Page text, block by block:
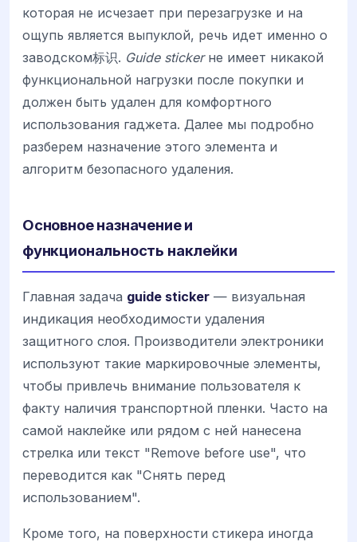
которая не исчезает при перезагрузке и на
ощупь является выпуклой, речь идет именно о
заводском标识. Guide stickerне имеет никакой
функциональной нагрузки после покупки и
должен быть удален для комфортного
использования гаджета. Далее мы подробно
разберем назначение этого элемента и
алгоритм безопасного удаления.
Основное назначение и
функциональность наклейки
Главная задача guide sticker — визуальная
индикация необходимости удаления
защитного слоя. Производители электроники
используют такие маркировочные элементы,
чтобы привлечь внимание пользователя к
факту наличия транспортной пленки. Часто на
самой наклейке или рядом с ней нанесена
стрелка или текст "Remove before use", что
переводится как "Снять перед
использованием".
Кроме того, на поверхности стикера иногда